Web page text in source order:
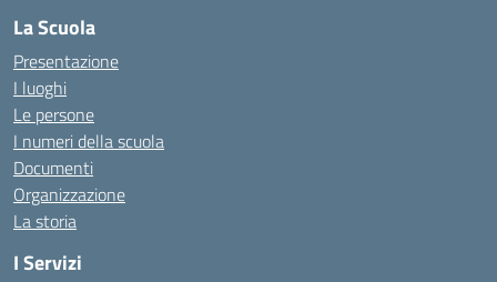
La Scuola
Presentazione
I luoghi
Le persone
I numeri della scuola
Documenti
Organizzazione
La storia
I Servizi